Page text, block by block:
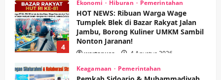
5
Keagamaan Pemerintahan
Pemkab Sidoarjo & Muhammadiyah
Sinergi Permudah Perizinan, Wakaf,
hingga Hibah
wartanusa 4 Agustus 2026
Kesehatan Pemerintahan